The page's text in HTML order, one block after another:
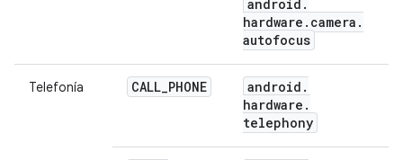
android .
hardware . camera .
autofocus
Telefonía CALL_PHONE android .
hardware .
telephony